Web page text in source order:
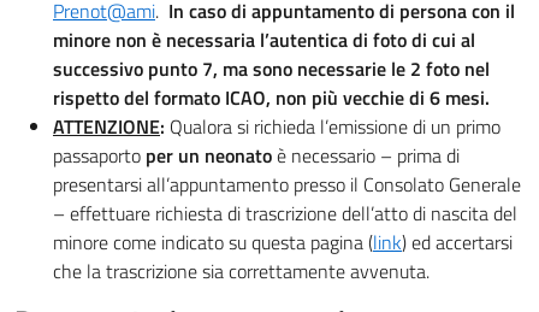
Prenot@ami. In caso di appuntamento di persona con il
minore non è necessaria l’autentica di foto di cui al
successivo punto 7, ma sono necessarie le 2 foto nel
rispetto del formato ICAO, non più vecchie di 6 mesi.
ATTENZIONE: Qualora si richieda l’emissione di un primo
passaporto per un neonatoè necessario – prima di
presentarsi all’appuntamento presso il Consolato Generale
– effettuare richiesta di trascrizione dell’atto di nascita del
minore come indicato su questa pagina (link) ed accertarsi
che la trascrizione sia correttamente avvenuta.